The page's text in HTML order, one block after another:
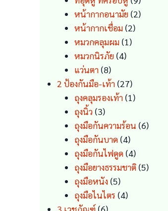
products
หน้ากากอนามัย 22
หน้ากากเชื่อม 22
หมวกคลุมผม 11
หมวกนิรภัย 44
แว่นตา 88
products
2 ป้องกันมือ-เท้า 2727
products
ถุงคลุมรองเท้า 11
ถุงนิ้ว 33
products
ถุงมือกันความร้อน 66
ถุงมือกันบาด 44
products
ถุงมือกันไฟดูด 44
products
ถุงมือยางธรรมชาติ 55
ถุงมือหนัง 55
products
ถุงมือไนไตร 44
6